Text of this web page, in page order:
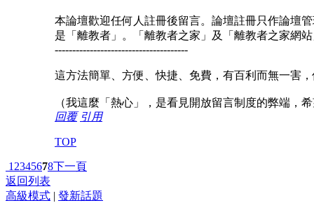
本論壇歡迎任何人註冊後留言。論壇註冊只作論壇
是「離教者」。「離教者之家」及「離教者之家網
--------------------------------------
這方法簡單、方便、快捷、免費，有百利而無一害
（我這麼「熱心」，是看見開放留言制度的弊端，
回覆 引用
TOP
1 2345678下一頁
返回列表
高級模式 | 發新話題